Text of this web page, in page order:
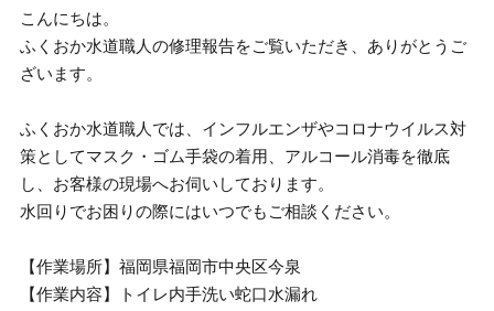
こんにちは。
ふくおか水道職人の修理報告をご覧いただき、ありがとうご
ざいます。
ふくおか水道職人では、インフルエンザやコロナウイルス対
策としてマスク・ゴム手袋の着用、アルコール消毒を徹底
し、お客様の現場へお伺いしております。
水回りでお困りの際にはいつでもご相談ください。
【作業場所】福岡県福岡市中央区今泉
【作業内容】トイレ内手洗い蛇口水漏れ